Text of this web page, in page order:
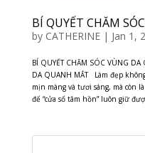
BÍ QUYẾT CHĂM
by CATHERINE| Jan 1,
BÍ QUYẾT CHĂM SÓC VÙNG
DA QUANH MẮT Làm đẹp
mịn màng và tươi sáng, mà còn
để “cửa sổ tâm hồn” luôn giữ